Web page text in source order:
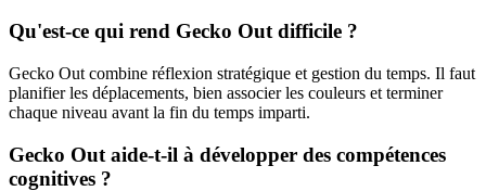
Qu'est-ce qui rend Gecko Out difficile ?
Gecko Out combine réflexion stratégique et gestion du temps. Il faut
planifier les déplacements, bien associer les couleurs et terminer
chaque niveau avant la fin du temps imparti.
Gecko Out aide-t-il à développer des compétences
cognitives ?